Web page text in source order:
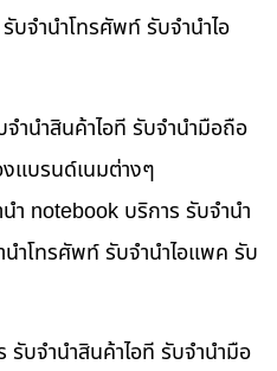
บจำนำโทรศัพท์ รับจำนำไอ
ำนำสินค้าไอที รับจำนำมือถือ
แบรนด์เนมต่างๆ
ำ notebook บริการ รับจำนำ
ำโทรศัพท์ รับจำนำไอแพค รับ
บจำนำสินค้าไอที รับจำนำมือ